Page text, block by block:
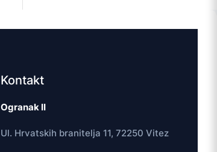
Kontakt
Ogranak II
Ul. Hrvatskih branitelja 11, 72250 Vitez